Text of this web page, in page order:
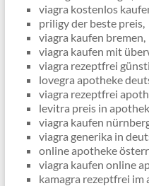
viagra kostenlos
priligy der beste preis,
viagra kaufen bremen,
viagra kaufen mit
viagra rezeptfrei
lovegra apotheke
viagra rezeptfrei
levitra preis in
viagra kaufen
viagra generika in
online apotheke
viagra kaufen online
kamagra rezeptfrei im